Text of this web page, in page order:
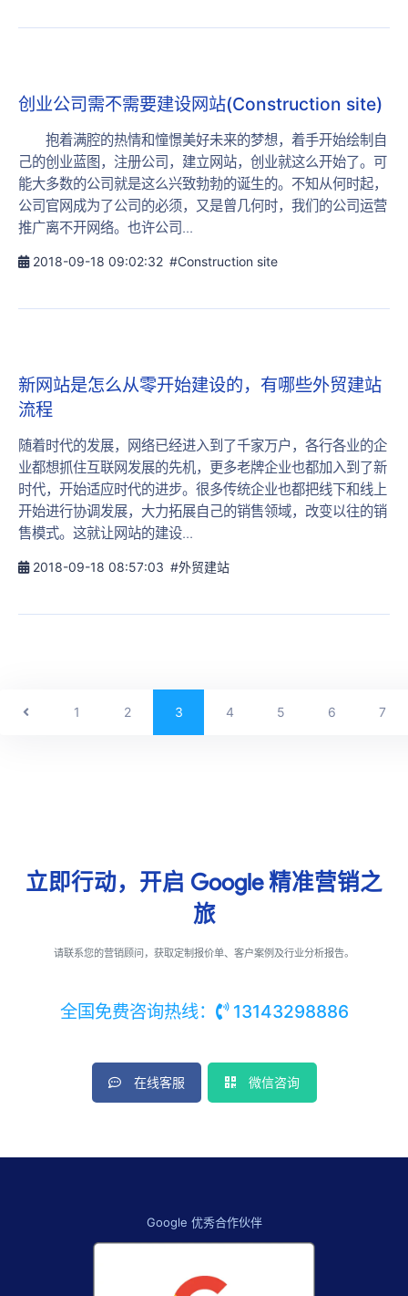
创业公司需不需要建设网站(Construction site)
抱着满腔的热情和憧憬美好未来的梦想，着手开始绘制自
己的创业蓝图，注册公司，建立网站，创业就这么开始了。可
能大多数的公司就是这么兴致勃勃的诞生的。不知从何时起，
公司官网成为了公司的必须，又是曾几何时，我们的公司运营
推广离不开网络。也许公司...
2018-09-18 09:02:32 #Construction site
新网站是怎么从零开始建设的，有哪些外贸建站
流程
随着时代的发展，网络已经进入到了千家万户，各行各业的企
业都想抓住互联网发展的先机，更多老牌企业也都加入到了新
时代，开始适应时代的进步。很多传统企业也都把线下和线上
开始进行协调发展，大力拓展自己的销售领域，改变以往的销
售模式。这就让网站的建设...
2018-09-18 08:57:03 #外贸建站
1 2 3 4 5 6 7
立即行动，开启 Google精准营销之
旅
请联系您的营销顾问，获取定制报价单、客户案例及行业分析报告。
全国免费咨询热线： 13143298886
在线客服 微信咨询
Google 优秀合作伙伴